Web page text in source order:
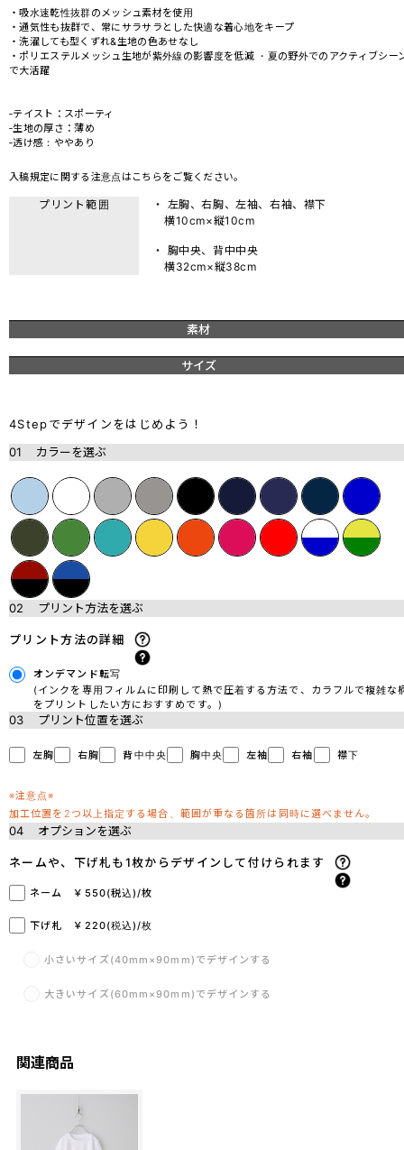
・吸水速乾性抜群のメッシュ素材を使用
・通気性も抜群で、常にサラサラとした快適な着心地をキープ
・洗濯しても型くずれ&生地の色あせなし
・ポリエステルメッシュ生地が紫外線の影響度を低減 ・夏の野外でのアクティブシー
で大活躍
‐テイスト：スポーティ
‐生地の厚さ：薄め
‐透け感：ややあり
入稿規定に関する注意点は こちら をご覧ください。
プリント範囲
・ 左胸、右胸、左袖、右袖、襟下
横10cm×縦10cm
・ 胸中央、背中中央
横32cm×縦38cm
素材
サイズ
4Stepでデザインをはじめよう！
01
カラーを選ぶ
02 プリント方法を選ぶ
プリント方法の詳細
オンデマンド転写
(インクを専用フィルムに印刷して熱で圧着する方法で、カラフルで複雑な
をプリントしたい方におすすめです。)
03 プリント位置を選ぶ
左胸 右胸 背中中央 胸中央 左袖 右袖 襟下
※注意点※
加工位置を2つ以上指定する場合、範囲が重なる箇所は同時に選べません。
04 オプションを選ぶ
ネームや、下げ札も1枚からデザインして付けられます
ネーム ￥550(税込)/枚
下げ札 ￥220(税込)/枚
小さいサイズ(40mm×90mm)でデザインする
大きいサイズ(60mm×90mm)でデザインする
関連商品